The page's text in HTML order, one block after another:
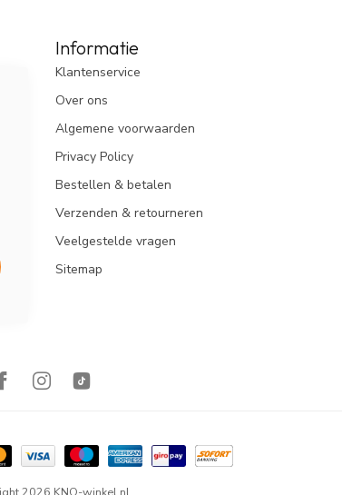
Informatie
Klantenservice
Over ons
Algemene voorwaarden
Privacy Policy
Bestellen & betalen
Verzenden & retourneren
Veelgestelde vragen
Sitemap
2026 KNO-winkel.nl